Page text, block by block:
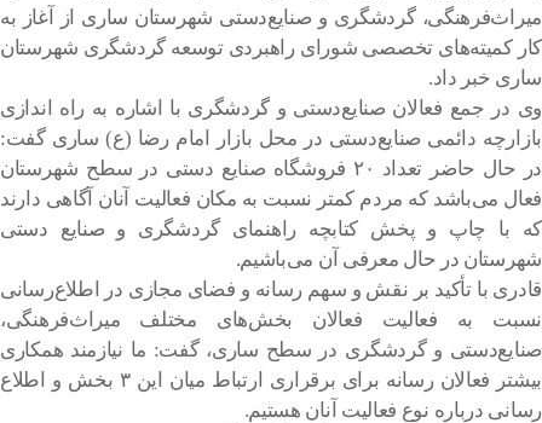
میراث‌فرهنگی، گردشگری و صنایع‌دستی شهرستان ساری از آغاز به
کار کمیته‌های تخصصی شورای راهبردی توسعه گردشگری شهرستان
ساری خبر داد.
وی در جمع فعالان صنایع‌دستی و گردشگری با اشاره به راه اندازی
بازارچه دائمی صنایع‌دستی در محل بازار امام رضا (ع) ساری گفت:
در حال حاضر تعداد ۲۰ فروشگاه صنایع دستی در سطح شهرستان
فعال می‌باشد که مردم کمتر نسبت به مکان فعالیت آنان آگاهی دارند
که با چاپ و پخش کتابچه راهنمای گردشگری و صنایع دستی
شهرستان در حال معرفی آن می‌باشیم.
قادری با تأکید بر نقش و سهم رسانه و فضای مجازی در اطلاع‌رسانی
نسبت به فعالیت فعالان بخش‌های مختلف میراث‌فرهنگی،
صنایع‌دستی و گردشگری در سطح ساری، گفت: ما نیازمند همکاری
بیشتر فعالان رسانه برای برقراری ارتباط میان این ۳ بخش و اطلاع
رسانی درباره نوع فعالیت آنان هستیم.